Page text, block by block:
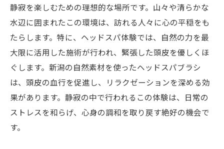
静寂を楽しむための理想的な場所です。山々や清らかな
水辺に囲まれたこの環境は、訪れる人々に心の平穏をも
たらします。特に、ヘッドスパ体験では、自然の力を最
大限に活用した施術が行われ、緊張した頭皮を優しくほ
ぐします。新潟の自然素材を使ったヘッドスパブラシ
は、頭皮の血行を促進し、リラクゼーションを深める効
果があります。静寂の中で行われるこの体験は、日常の
ストレスを和らげ、心身の調和を取り戻す絶好の機会で
す。